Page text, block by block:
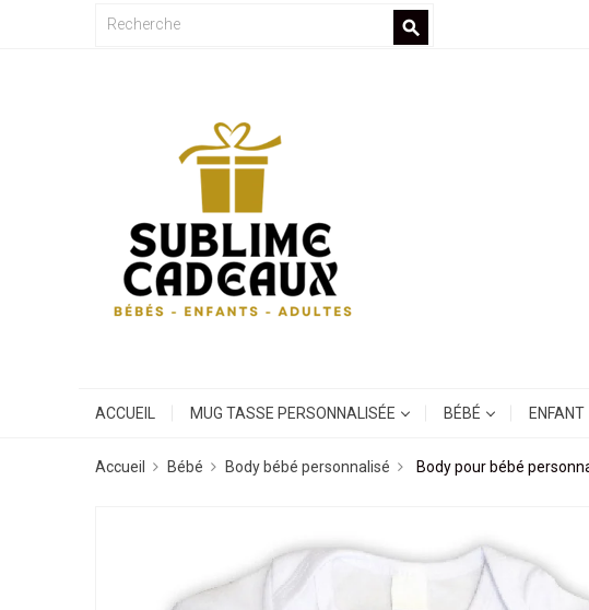
search
ACCUEIL MUG TASSE PERSONNALISÉE BÉBÉ ENFANT
Accueil Bébé Body bébé personnalisé Body pour bébé